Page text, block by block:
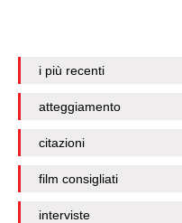
i più recenti
atteggiamento
citazioni
film consigliati
interviste